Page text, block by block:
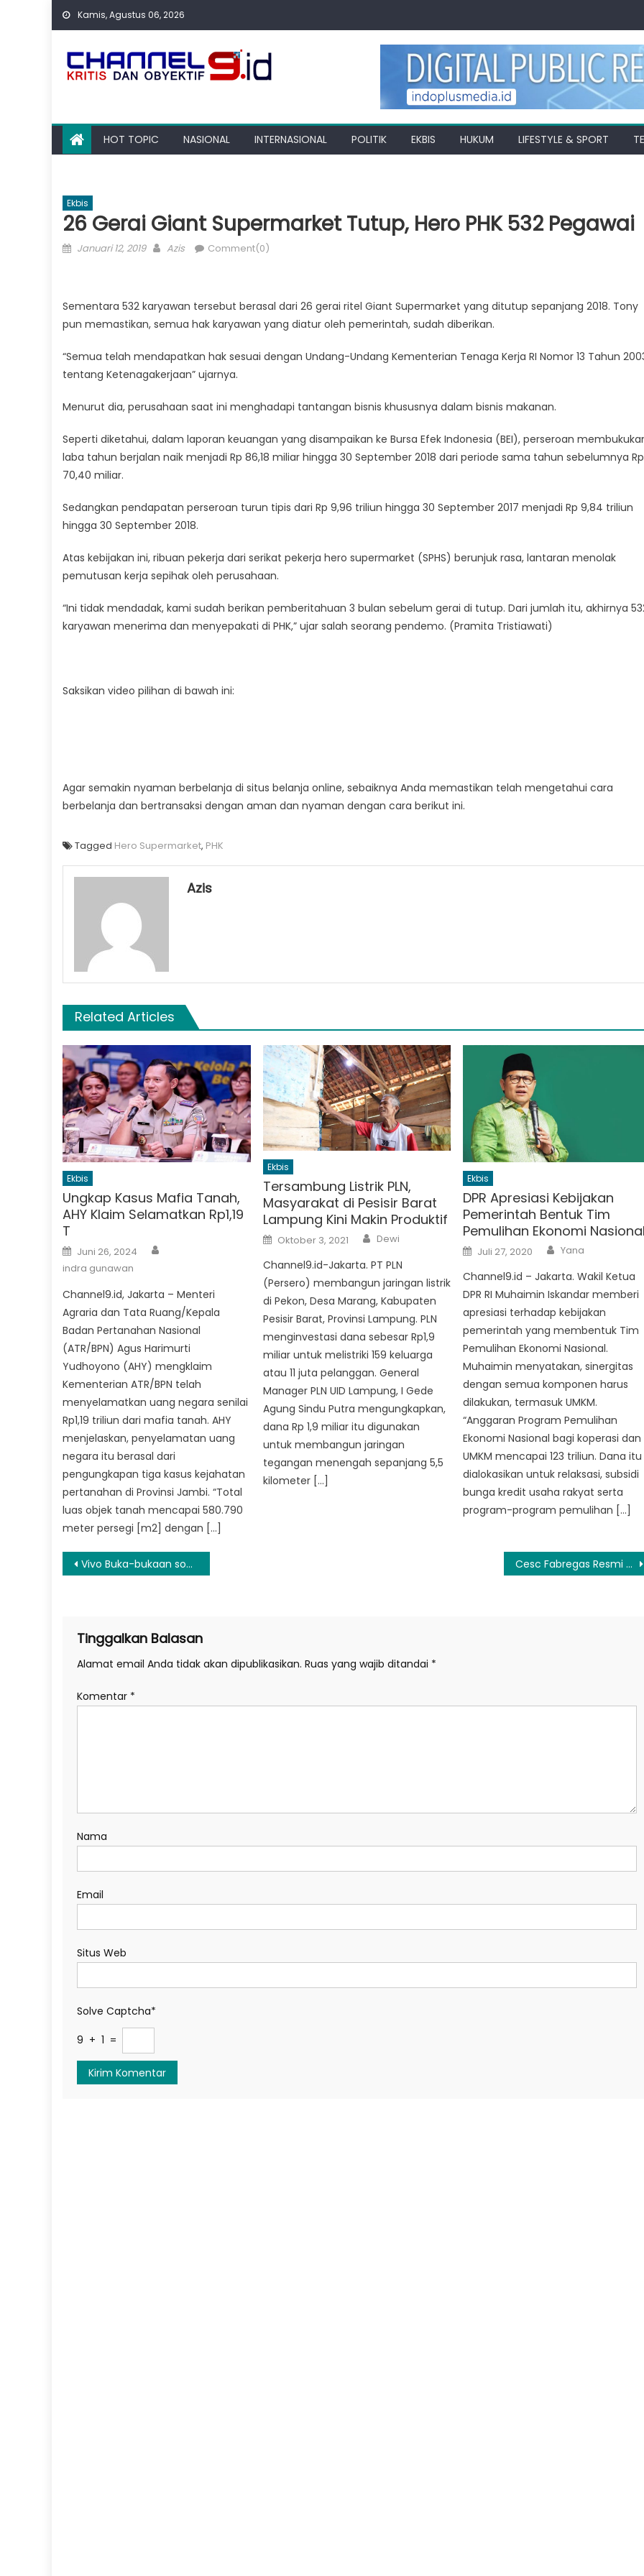
Skip
Kamis, Agustus 06, 2026
HOT TOPIC NASIONAL INTERNASIONAL POLITIK EKBIS HUKUM LIFESTYLE & SPORT
Ekbis
26 Gerai Giant Supermarket Tutup, Hero PHK 532 Pegawai
Posted
Januari 12, 2019 Author
Azis Comment(0)
Sementara 532 karyawan tersebut berasal dari 26 gerai ritel Giant Supermarket yang ditutup sepanjang 2018. Tony
pun memastikan, semua hak karyawan yang diatur oleh pemerintah, sudah diberikan.
“Semua telah mendapatkan hak sesuai dengan Undang-Undang Kementerian Tenaga Kerja RI Nomor 13 Tahun
tentang Ketenagakerjaan” ujarnya.
Menurut dia, perusahaan saat ini menghadapi tantangan bisnis khususnya dalam bisnis makanan.
Seperti diketahui, dalam laporan keuangan yang disampaikan ke Bursa Efek Indonesia (BEI), perseroan
laba tahun berjalan naik menjadi Rp 86,18 miliar hingga 30 September 2018 dari periode sama tahun sebelumnya Rp
70,40 miliar.
Sedangkan pendapatan perseroan turun tipis dari Rp 9,96 triliun hingga 30 September 2017 menjadi Rp 9,84 triliun
hingga 30 September 2018.
Atas kebijakan ini, ribuan pekerja dari serikat pekerja hero supermarket (SPHS) berunjuk rasa, lantaran menolak
pemutusan kerja sepihak oleh perusahaan.
“Ini tidak mendadak, kami sudah berikan pemberitahuan 3 bulan sebelum gerai di tutup. Dari jumlah itu, akhirnya
karyawan menerima dan menyepakati di PHK,” ujar salah seorang pendemo. (Pramita Tristiawati)
Saksikan video pilihan di bawah ini:
Agar semakin nyaman berbelanja di situs belanja online, sebaiknya Anda memastikan telah mengetahui cara
berbelanja dan bertransaksi dengan aman dan nyaman dengan cara berikut ini.
Tagged Hero Supermarket, PHK
Azis
Related Articles
Ekbis
Ungkap Kasus Mafia Tanah,
AHY Klaim Selamatkan Rp1,19
T
Posted
on
Juni 26, 2024
indra gunawan
Channel9.id, Jakarta – Menteri
Agraria dan Tata Ruang/Kepala
Badan Pertanahan Nasional
(ATR/BPN) Agus Harimurti
Yudhoyono (AHY) mengklaim
Kementerian ATR/BPN telah
menyelamatkan uang negara senilai
Rp1,19 triliun dari mafia tanah. AHY
menjelaskan, penyelamatan uang
negara itu berasal dari
pengungkapan tiga kasus kejahatan
pertanahan di Provinsi Jambi. “Total
luas objek tanah mencapai 580.790
meter persegi [m2] dengan […]
Ekbis
Tersambung Listrik PLN,
Masyarakat di Pesisir Barat
Lampung Kini Makin Produktif
Posted
on
Oktober 3, 2021 Author
Dewi
Channel9.id-Jakarta. PT PLN
(Persero) membangun jaringan listrik
di Pekon, Desa Marang, Kabupaten
Pesisir Barat, Provinsi Lampung. PLN
menginvestasi dana sebesar Rp1,9
miliar untuk melistriki 159 keluarga
atau 11 juta pelanggan. General
Manager PLN UID Lampung, I Gede
Agung Sindu Putra mengungkapkan,
dana Rp 1,9 miliar itu digunakan
untuk membangun jaringan
tegangan menengah sepanjang 5,5
kilometer […]
Ekbis
DPR Apresiasi Kebijakan
Pemerintah Bentuk Tim
Pemulihan Ekonomi
Posted
on
Juli 27, 2020 Author
Yana
Channel9.id – Jakarta. Wakil Ketua
DPR RI Muhaimin Iskandar memberi
apresiasi terhadap kebijakan
pemerintah yang membentuk Tim
Pemulihan Ekonomi Nasional.
Muhaimin menyatakan, sinergitas
dengan semua komponen harus
dilakukan, termasuk UMKM.
“Anggaran Program Pemulihan
Ekonomi Nasional bagi koperasi dan
UMKM mencapai 123 triliun. Dana itu
dialokasikan untuk relaksasi, subsidi
bunga kredit usaha rakyat serta
program-program pemulihan […]
Navigasi
Vivo Buka-bukaan soal Smartphone 5G dan Layar Lipat Cesc Fabregas Resmi Menjadi Pemain AS Monaco
Tinggalkan Balasan
Alamat email Anda tidak akan dipublikasikan. Ruas yang wajib ditandai *
Komentar *
Nama
Email
Situs Web
Solve Captcha*
9 + 1 =